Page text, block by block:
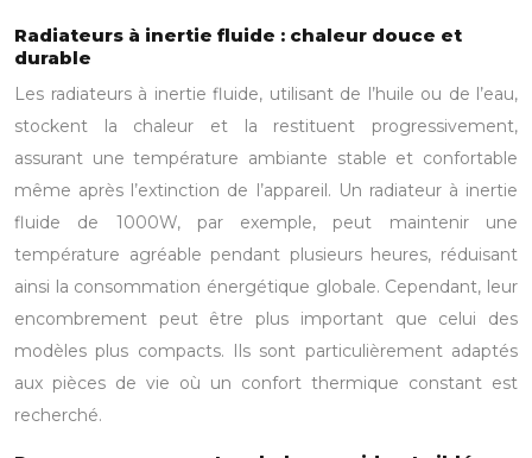
Radiateurs à inertie fluide : chaleur douce et
durable
Les radiateurs à inertie fluide, utilisant de l’huile ou de l’eau,
stockent la chaleur et la restituent progressivement,
assurant une température ambiante stable et confortable
même après l’extinction de l’appareil. Un radiateur à inertie
fluide de 1000W, par exemple, peut maintenir une
température agréable pendant plusieurs heures, réduisant
ainsi la consommation énergétique globale. Cependant, leur
encombrement peut être plus important que celui des
modèles plus compacts. Ils sont particulièrement adaptés
aux pièces de vie où un confort thermique constant est
recherché.